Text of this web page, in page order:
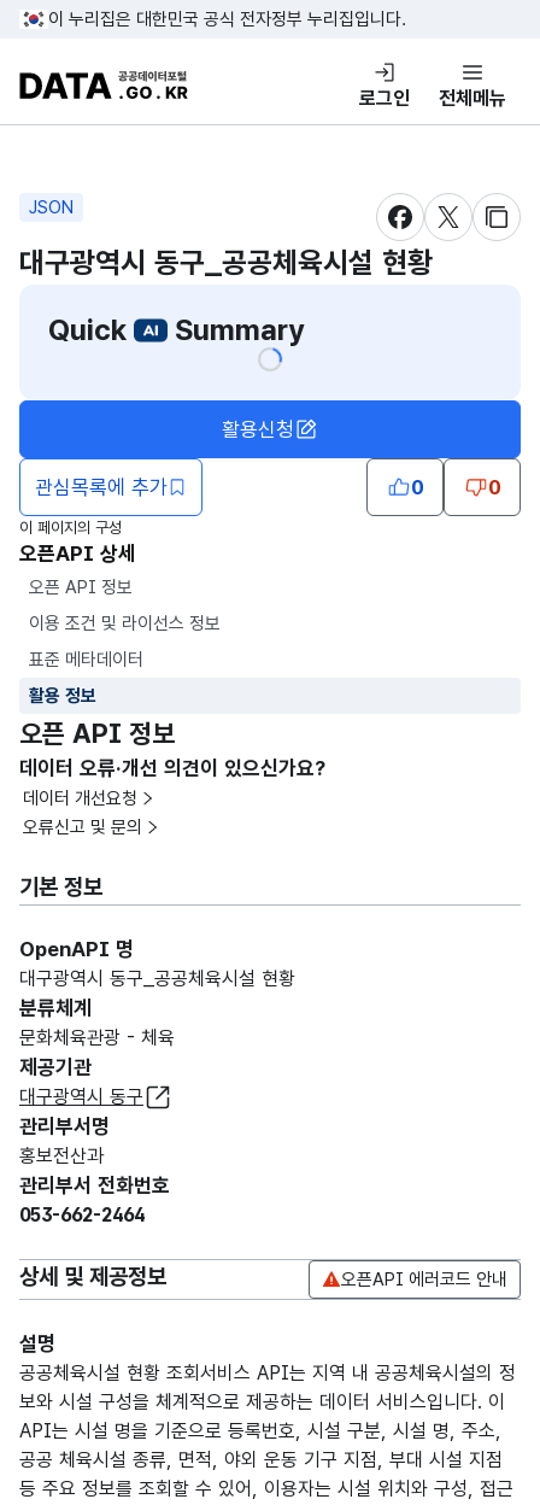
콘텐츠 바로가기
푸터 바로가기
이 누리집은 대한민국 공식 전자정부 누리집입니다.
DATA.GO.KR 공공데이터포털
로그인 전체메뉴
JSON
새창 열림새창 열림
새창
대구광역시 동구_공공체육시설 현황
Quick
Summary
관심목록에 추가
활용신청
0 0
이 페이지의 구성
오픈API 상세
오픈 API 정보
이용 조건 및 라이선스 정보
표준 메타데이터
활용 정보
오픈 API 정보
데이터 오류·개선 의견이 있으신가요?
데이터 개선요청
오류신고 및 문의
기본 정보
OpenAPI 명
대구광역시 동구_공공체육시설 현황
분류체계
문화체육관광 - 체육
제공기관
대구광역시 동구
관리부서명
홍보전산과
관리부서 전화번호
053-662-2464
상세 및 제공정보 오픈API 에러코드 안내
설명
공공체육시설 현황 조회서비스 API는 지역 내 공공체육시설의 정
보와 시설 구성을 체계적으로 제공하는 데이터 서비스입니다. 이
API는 시설 명을 기준으로 등록번호, 시설 구분, 시설 명, 주소,
공공 체육시설 종류, 면적, 야외 운동 기구 지점, 부대 시설 지점
등 주요 정보를 조회할 수 있어, 이용자는 시설 위치와 구성, 접근